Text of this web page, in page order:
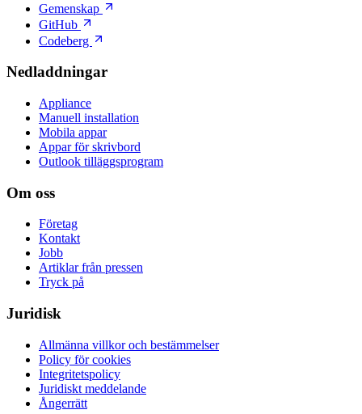
Gemenskap
GitHub
Codeberg
Nedladdningar
Appliance
Manuell installation
Mobila appar
Appar för skrivbord
Outlook tilläggsprogram
Om oss
Företag
Kontakt
Jobb
Artiklar från pressen
Tryck på
Juridisk
Allmänna villkor och bestämmelser
Policy för cookies
Integritetspolicy
Juridiskt meddelande
Ångerrätt